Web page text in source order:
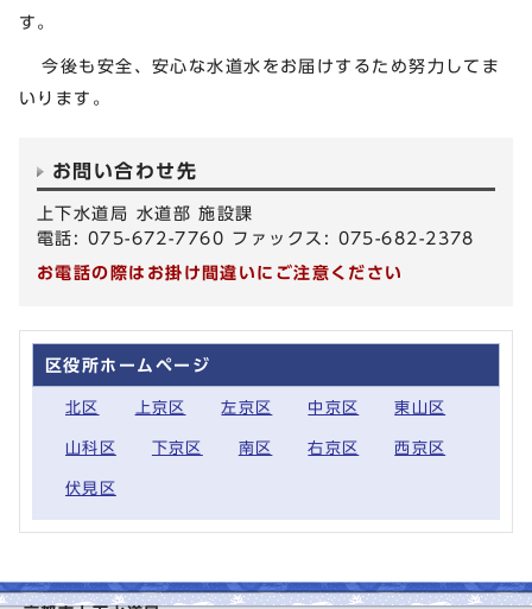
す。
今後も安全、安心な水道水をお届けするため努力してま
いります。
お問い合わせ先
上下水道局 水道部 施設課
電話: 075-672-7760 ファックス: 075-682-2378
お電話の際はお掛け間違いにご注意ください
区役所ホームページ
北区 上京区 左京区 中京区 東山区
山科区 下京区 南区 右京区 西京区
伏見区